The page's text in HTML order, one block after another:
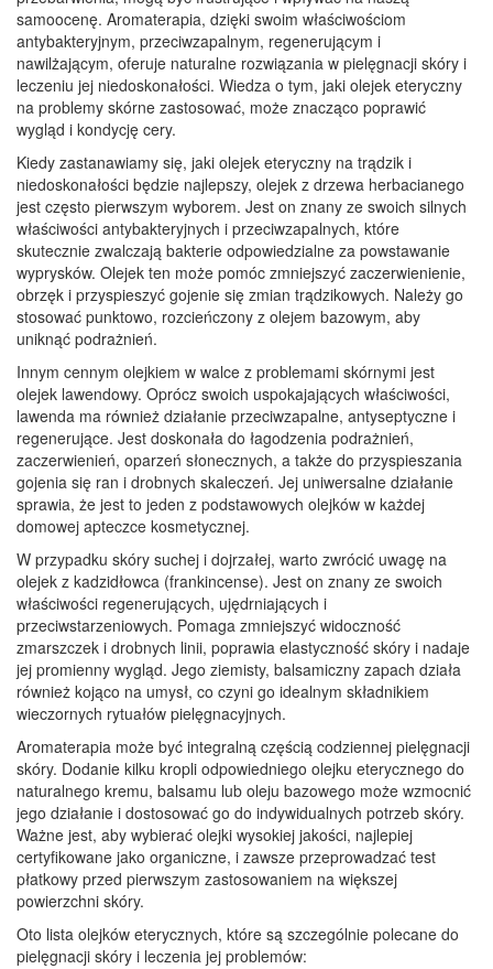
samoocenę. Aromaterapia, dzięki swoim właściwościom
antybakteryjnym, przeciwzapalnym, regenerującym i
nawilżającym, oferuje naturalne rozwiązania w pielęgnacji skóry i
leczeniu jej niedoskonałości. Wiedza o tym, jaki olejek eteryczny
na problemy skórne zastosować, może znacząco poprawić
wygląd i kondycję cery.
Kiedy zastanawiamy się, jaki olejek eteryczny na trądzik i
niedoskonałości będzie najlepszy, olejek z drzewa herbacianego
jest często pierwszym wyborem. Jest on znany ze swoich silnych
właściwości antybakteryjnych i przeciwzapalnych, które
skutecznie zwalczają bakterie odpowiedzialne za powstawanie
wyprysków. Olejek ten może pomóc zmniejszyć zaczerwienienie,
obrzęk i przyspieszyć gojenie się zmian trądzikowych. Należy go
stosować punktowo, rozcieńczony z olejem bazowym, aby
uniknąć podrażnień.
Innym cennym olejkiem w walce z problemami skórnymi jest
olejek lawendowy. Oprócz swoich uspokajających właściwości,
lawenda ma również działanie przeciwzapalne, antyseptyczne i
regenerujące. Jest doskonała do łagodzenia podrażnień,
zaczerwienień, oparzeń słonecznych, a także do przyspieszania
gojenia się ran i drobnych skaleczeń. Jej uniwersalne działanie
sprawia, że jest to jeden z podstawowych olejków w każdej
domowej apteczce kosmetycznej.
W przypadku skóry suchej i dojrzałej, warto zwrócić uwagę na
olejek z kadzidłowca (frankincense). Jest on znany ze swoich
właściwości regenerujących, ujędrniających i
przeciwstarzeniowych. Pomaga zmniejszyć widoczność
zmarszczek i drobnych linii, poprawia elastyczność skóry i nadaje
jej promienny wygląd. Jego ziemisty, balsamiczny zapach działa
również kojąco na umysł, co czyni go idealnym składnikiem
wieczornych rytuałów pielęgnacyjnych.
Aromaterapia może być integralną częścią codziennej pielęgnacji
skóry. Dodanie kilku kropli odpowiedniego olejku eterycznego do
naturalnego kremu, balsamu lub oleju bazowego może wzmocnić
jego działanie i dostosować go do indywidualnych potrzeb skóry.
Ważne jest, aby wybierać olejki wysokiej jakości, najlepiej
certyfikowane jako organiczne, i zawsze przeprowadzać test
płatkowy przed pierwszym zastosowaniem na większej
powierzchni skóry.
Oto lista olejków eterycznych, które są szczególnie polecane do
pielęgnacji skóry i leczenia jej problemów: